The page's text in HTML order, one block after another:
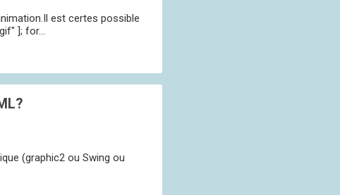
est certes possible
]; for...
(graphic2 ou Swing ou